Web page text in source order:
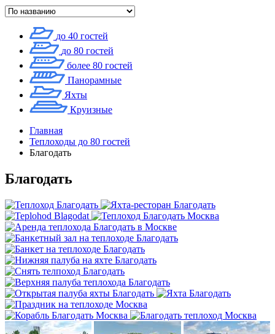
до 40 гостей
до 80 гостей
более 80 гостей
Панорамные
Яхты
Круизные
Главная
Теплоходы до 80 гостей
Благодать
Благодать